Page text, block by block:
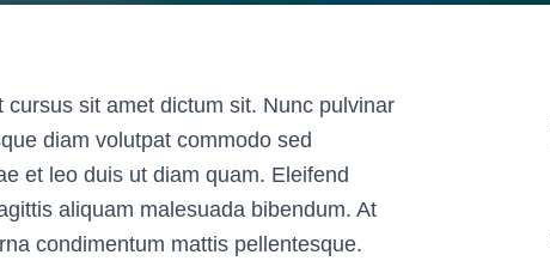
sit amet dictum sit. Nunc pulvinar
diam volutpat commodo sed
et leo duis ut diam quam. Eleifend
aliquam malesuada bibendum. At
condimentum mattis pellentesque.